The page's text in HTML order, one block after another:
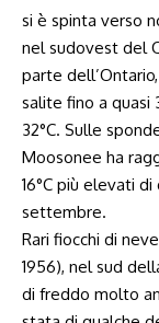
si è spinta verso
nel sudovest del
parte
salite fino a quasi
32°C. Sulle
Moosonee ha
16°C più elevati
settembre.
Rari fiocchi di
1956), nel sud
di freddo molto